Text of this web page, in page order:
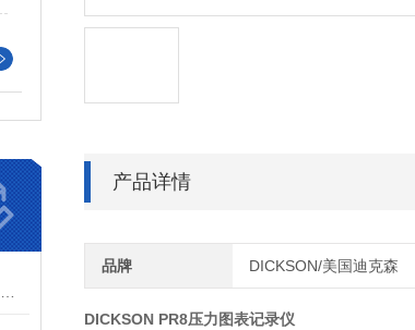
产品详情
品牌 DICKSON/美国迪克森
DICKSON PR8压力图表记录仪